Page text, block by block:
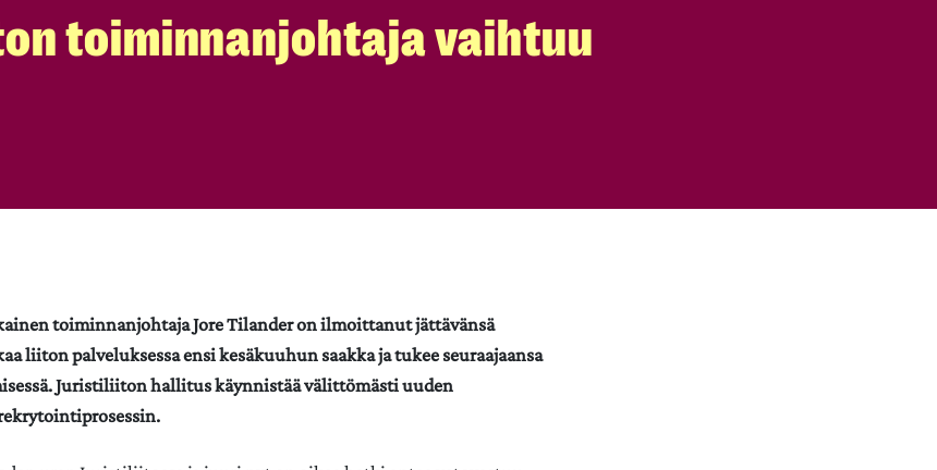
toiminnanjohtaja vaihtuu
toiminnanjohtaja Jore Tilander on ilmoittanut jättävänsä
liiton palveluksessa ensi kesäkuuhun saakka ja tukee seuraajaansa
Juristiliiton hallitus käynnistää välittömästi uuden